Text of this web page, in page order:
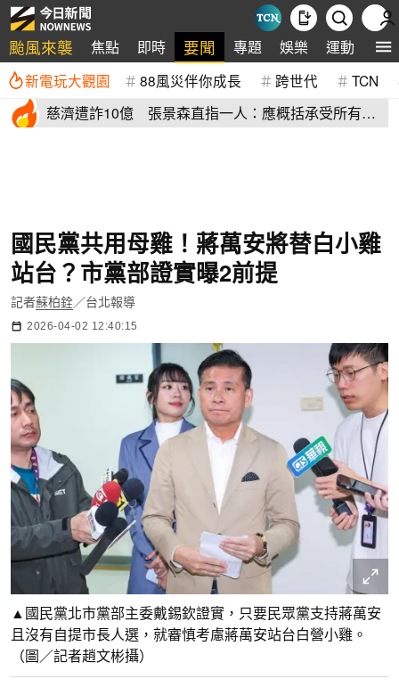
颱風來襲 焦點 即時 要聞 專題 娛樂 運動 全
新電玩大觀園 88風災伴你成長 跨世代 TCN
慈濟遭詐10億 張景森直指一人：應概括承受所有責
國民黨共用母雞！蔣萬安將替白小雞
站台？市黨部證實曝2前提
記者蘇柏銓／台北報導
2026-04-02 12:40:15
▲國民黨北市黨部主委戴錫欽證實，只要民眾黨支持蔣萬安
且沒有自提市長人選，就審慎考慮蔣萬安站台白營小雞。
（圖／記者趙文彬攝）